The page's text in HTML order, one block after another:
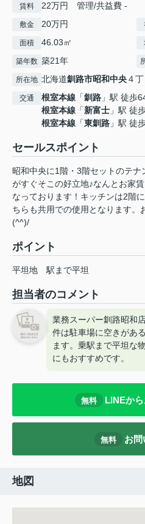
賃料 22万円 管理/共益費 -
敷金 20万円
面積 46.03㎡
築年数 築21年
所在地 北海道釧路市昭和中央４
交通 根室本線 「釧路 」駅 徒歩
根室本線 「新富士 」駅 徒
根室本線 「東釧路 」駅 徒
セールスポイント
昭和中央に1階・3階セットのテ
がすぐそこの好立地♪なんとお家
なっております！キッチンは2階
ちらも共用での使用となります。
(^^)/
ポイント
平坦地 駅まで平坦
担当者のコメント
業務スーパー釧路昭和
件は駐車場に空きがあ
ます。乗駅まで平坦な
にもおすすめです。
無料 LINEか
無料 お問
地図